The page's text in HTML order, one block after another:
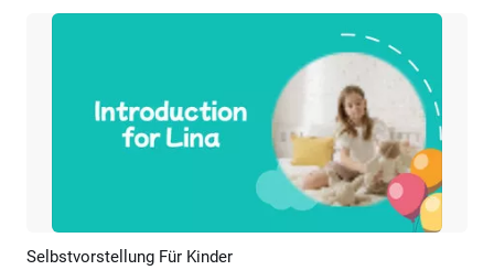
Vorschau
Selbstvorstellung Für Kinder